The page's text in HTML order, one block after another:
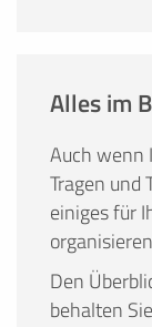
Alles im
Auch wenn
Tragen und
einiges für
Den
behalten